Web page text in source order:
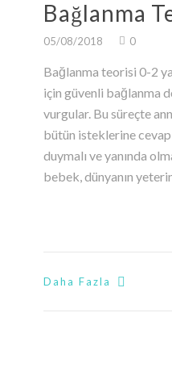
Bağlanma
05/08/2018 0
Bağlanma teorisi 0-2
için güvenli bağlanma
vurgular. Bu süreçte
bütün isteklerine
duymalı ve yanında
bebek, dünyanın
Daha Fazla